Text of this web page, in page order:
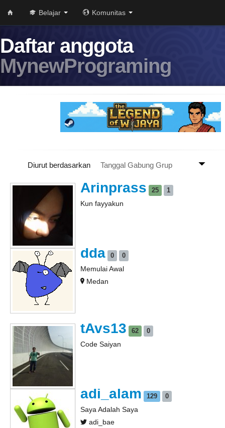
Belajar Komunitas
Daftar anggota
MynewPrograming
Diurut berdasarkan
Arinprass 25 1
Kun fayyakun
dda 0 0
Memulai Awal
Medan
tAvs13 62 0
Code Saiyan
adi_alam 129 0
Saya Adalah Saya
adi_bae